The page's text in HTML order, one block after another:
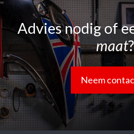
Advies nodig of
maat?
Neem